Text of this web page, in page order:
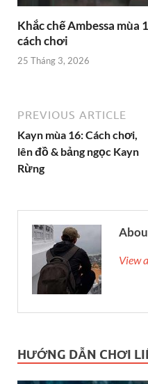
Khắc chế Ambessa
cách chơi
25 Tháng 3, 2026
PREVIOUS ARTICLE
Kayn mùa 16: Cách chơi,
lên đồ & bảng ngọc Kayn
Rừng
View
HƯỚNG DẪN CHƠI